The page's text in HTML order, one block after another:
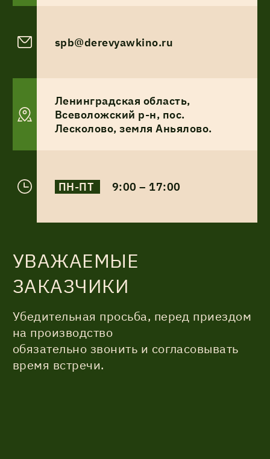
О компании
Контакты
spb@derevyawkino.ru
Ленинградская область,
Всеволожский р-н, пос.
Лесколово, земля Аньялово.
ПН-ПТ 9:00 – 17:00
УВАЖАЕМЫЕ
ЗАКАЗЧИКИ
Убедительная просьба, перед приездом
на производство
обязательно звонить и согласовывать
время встречи.
Соглашение об обработке
персональных данных